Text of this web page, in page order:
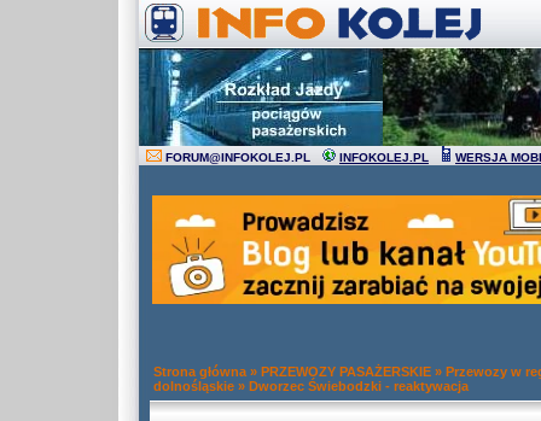
FORUM@INFOKOLEJ.PL INFOKOLEJ.PL WERSJA
Strona główna » PRZEWOZY PASAŻERSKIE » Przewozy w
dolnośląskie » Dworzec Świebodzki - reaktywacja